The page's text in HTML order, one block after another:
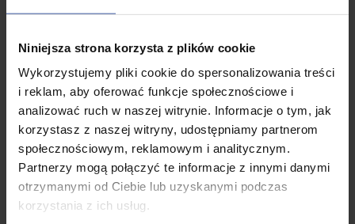
Niniejsza strona korzysta z plików cookie
Wykorzystujemy pliki cookie do spersonalizowania treści
i reklam, aby oferować funkcje społecznościowe i
analizować ruch w naszej witrynie. Informacje o tym, jak
korzystasz z naszej witryny, udostępniamy partnerom
społecznościowym, reklamowym i analitycznym.
Partnerzy mogą połączyć te informacje z innymi danymi
otrzymanymi od Ciebie lub uzyskanymi podczas
korzystania z ich usług.
POMÓC?
Obsługa prawnabranży ecommerce
przygotowywanie regulaminówsklepów
internetowych, marketplace’u, SaaS, PaaS, IaaS, DaaS
przygotowywanie polityk prywatności
dostosowanych do modelu biznesowego
przygotowywanie polityki plików cookies
przygotowywanie umów
(dropshipping, dostawa, dystrybucja)